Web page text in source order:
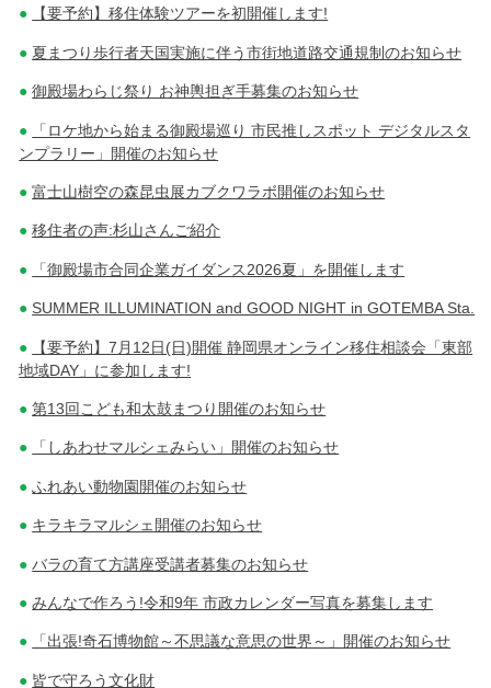
稿
ナ
ビ
ゲ
シ
ョ
ン
【要予約】移住体験ツアーを初開催します!
夏まつり歩行者天国実施に伴う市街地道路交通規制のお知らせ
御殿場わらじ祭り お神輿担ぎ手募集のお知らせ
「ロケ地から始まる御殿場巡り 市民推しスポット デジタルスタ
ンプラリー」開催のお知らせ
富士山樹空の森昆虫展カブクワラボ開催のお知らせ
移住者の声:杉山さんご紹介
「御殿場市合同企業ガイダンス2026夏」を開催します
SUMMER ILLUMINATION and GOOD NIGHT in GOTEMBA Sta.
【要予約】7月12日(日)開催 静岡県オンライン移住相談会「東部
地域DAY」に参加します!
第13回こども和太鼓まつり開催のお知らせ
「しあわせマルシェみらい」開催のお知らせ
ふれあい動物園開催のお知らせ
キラキラマルシェ開催のお知らせ
バラの育て方講座受講者募集のお知らせ
みんなで作ろう!令和9年 市政カレンダー写真を募集します
「出張!奇石博物館～不思議な意思の世界～」開催のお知らせ
皆で守ろう文化財